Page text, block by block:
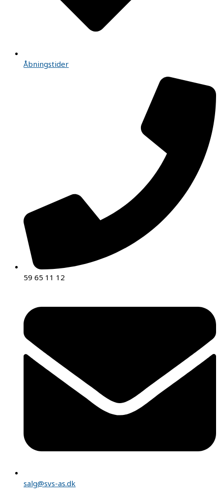
Åbningstider
59 65 11 12
salg@svs-as.dk